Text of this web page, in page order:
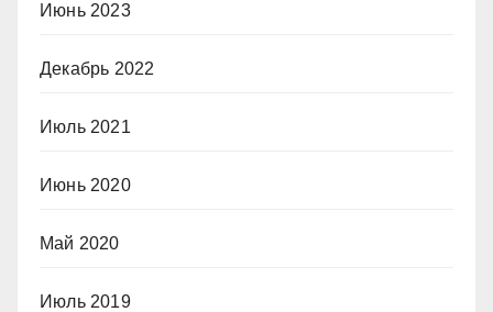
Июнь 2023
Декабрь 2022
Июль 2021
Июнь 2020
Май 2020
Июль 2019